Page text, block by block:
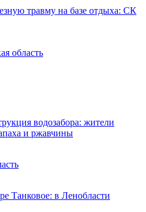
травму на базе отдыха: СК
область
водозабора: жители
и ржавчины
Танковое: в Ленобласти